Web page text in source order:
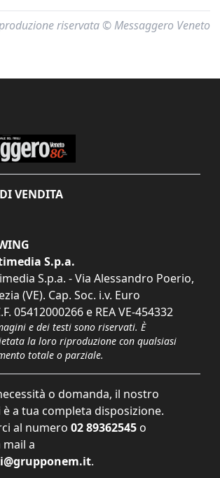
riservata © Messaggero Veneto
VENDITA
S.p.a.
S.p.a. - Via Alessandro Poerio,
(VE). Cap. Soc. i.v. Euro
05412000266 e REA VE-454332
e dei testi sono riservati. È
la loro riproduzione con qualsiasi
totale o parziale.
o domanda, il nostro
a tua completa disposizione.
al numero 02 89362545 o
a
.